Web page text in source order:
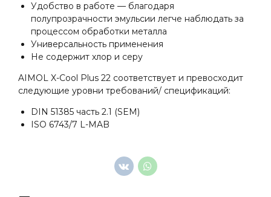
Удобство в работе — благодаря
полупрозрачности эмульсии легче наблюдать за
процессом обработки металла
Универсальность применения
Не содержит хлор и серу
AIMOL X-Cool Plus 22 соответствует и превосходит
следующие уровни требований/ спецификаций:
DIN 51385 часть 2.1 (SEM)
ISO 6743/7 L-MAB